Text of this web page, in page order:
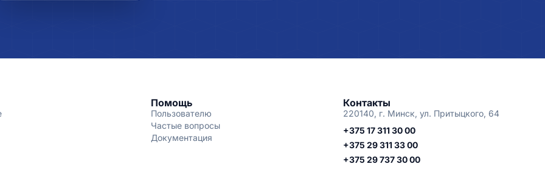
Помощь
Пользователю
Частые вопросы
Документация
Контакты
220140, г. Минск, ул. Притыцкого, 64
+375 17 311 30 00
+375 29 311 33 00
+375 29 737 30 00